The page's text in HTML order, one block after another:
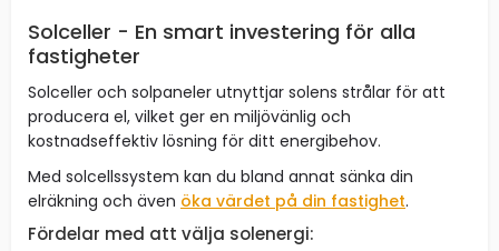
Solceller - En smart investering för alla
fastigheter
Solceller och solpaneler utnyttjar solens strålar för att
producera el, vilket ger en miljövänlig och
kostnadseffektiv lösning för ditt energibehov.
Med solcellssystem kan du bland annat sänka din
elräkning och även öka värdet på din fastighet.
Fördelar med att välja solenergi: